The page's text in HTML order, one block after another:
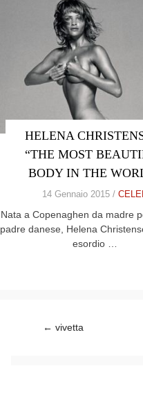
HELENA
“THE MOST
BODY IN THE
14 Gennaio 2015 /
Nata a Copenaghen da madre
padre danese, Helena
esordio …
Post navigation
← vivetta